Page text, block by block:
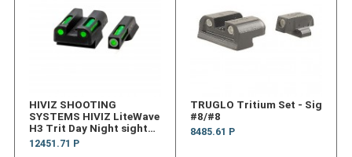
HIVIZ SHOOTING
SYSTEMS HIVIZ LiteWave
H3 Trit Day Night sight
CZ 75 85 P01 w Fixed
12451.71 Р
TRUGLO Tritium Set - Sig
#8/#8
8485.61 Р